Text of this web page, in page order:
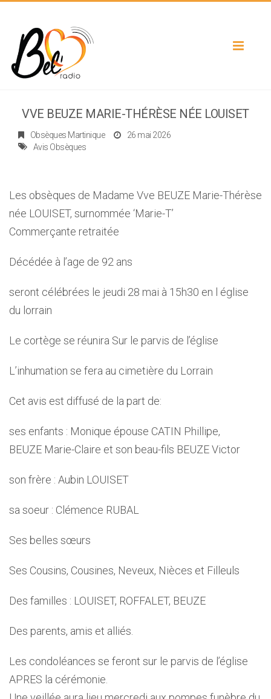
Toggle
VVE BEUZE MARIE-THÉRÈSE NÉE LOUISET
Obsèques Martinique
26 mai 2026
Avis Obsèques
Les obsèques de Madame Vve BEUZE Marie-Thérèse
née LOUISET, surnommée ‘Marie-T’
Commerçante retraitée
Décédée à l’age de 92 ans
seront célébrées le jeudi 28 mai à 15h30 en l église
du lorrain
Le cortège se réunira Sur le parvis de l’église
L’inhumation se fera au cimetière du Lorrain
Cet avis est diffusé de la part de:
ses enfants : Monique épouse CATIN Phillipe,
BEUZE Marie-Claire et son beau-fils BEUZE Victor
son frère : Aubin LOUISET
sa soeur : Clémence RUBAL
Ses belles sœurs
Ses Cousins, Cousines, Neveux, Nièces et Filleuls
Des familles : LOUISET, ROFFALET, BEUZE
Des parents, amis et alliés.
Les condoléances se feront sur le parvis de l’église
APRES la cérémonie.